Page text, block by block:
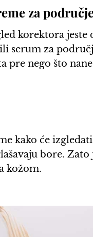
za
korektora
serum za
pre nego što
kako će
bore.
kožom.